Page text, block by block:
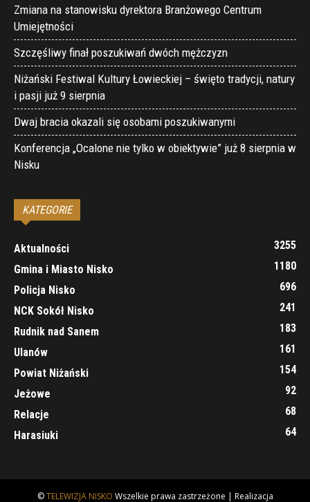
Zmiana na stanowisku dyrektora Branżowego Centrum
Umiejętności
Szczęśliwy finał poszukiwań dwóch mężczyzn
Niżański Festiwal Kultury Łowieckiej – święto tradycji, natury
i pasji już 9 sierpnia
Dwaj bracia okazali się osobami poszukiwanymi
Konferencja „Ocalone nie tylko w obiektywie” już 8 sierpnia w
Nisku
KATEGORIE
Aktualności
3255
Gmina i Miasto Nisko
1180
Policja Nisko
696
NCK Sokół Nisko
241
Rudnik nad Sanem
183
Ulanów
161
Powiat Niżański
154
Jeżowe
92
Relacje
68
Harasiuki
64
©TELEWIZJA NISKO Wszelkie prawa zastrzeżone | Realizacja